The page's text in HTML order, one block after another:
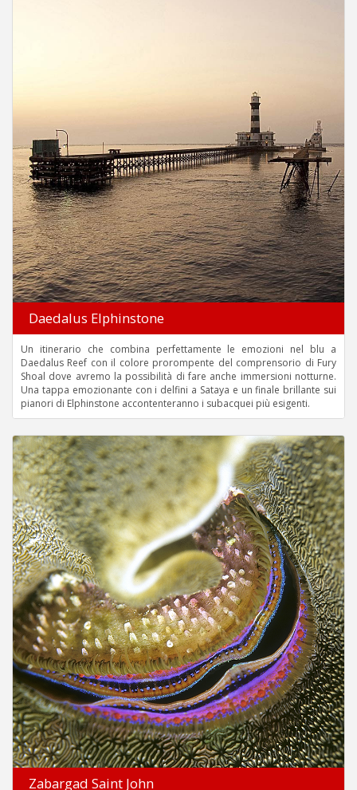
Daedalus Elphinstone
Un itinerario che combina perfettamente le emozioni nel blu a
Daedalus Reef con il colore prorompente del comprensorio di Fury
Shoal dove avremo la possibilità di fare anche immersioni notturne.
Una tappa emozionante con i delfini a Sataya e un finale brillante sui
pianori di Elphinstone accontenteranno i subacquei più esigenti.
Zabargad Saint John